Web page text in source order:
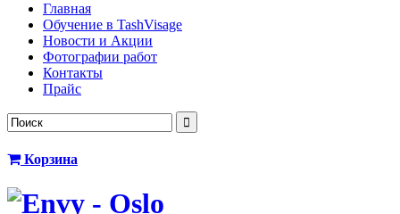
Главная
Обучение в TashVisage
Новости и Акции
Фотографии работ
Контакты
Прайс
Корзина